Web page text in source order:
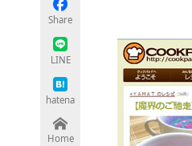
Share
LINE
hatena
Home